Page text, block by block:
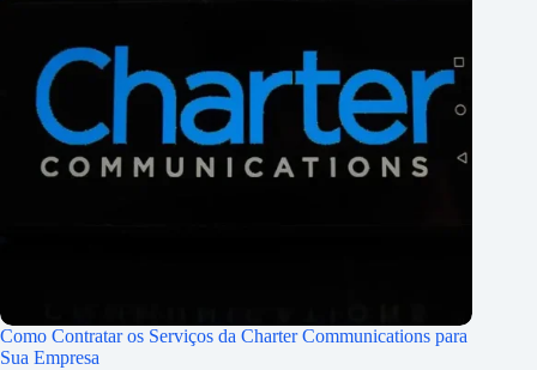
Como Contratar os Serviços da Charter Communications para
Sua Empresa